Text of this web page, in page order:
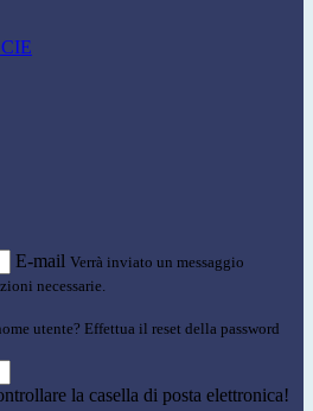
E-mail Verrà inviato un messaggio
necessarie.
utente? Effettua il reset della password
la casella di posta elettronica!